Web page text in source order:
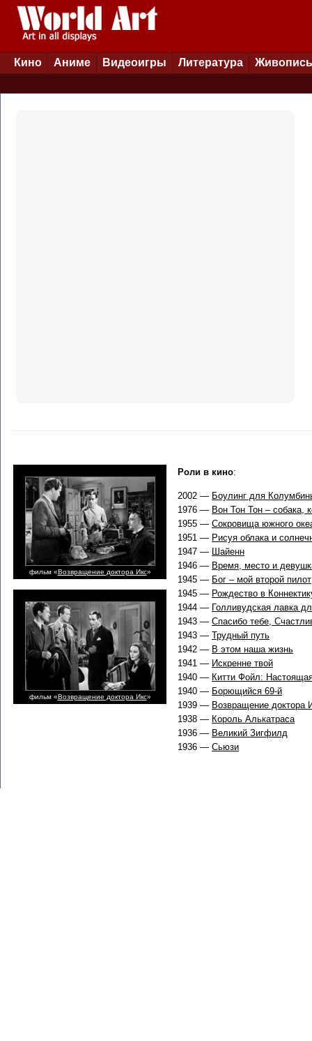
Кино Аниме Видеоигры Литература Живопись
фильм «Возвращение доктора Икс»
фильм «Возвращение доктора Икс»
Роли в кино:
2002 — Боулинг для
1976 — Вон Тон Тон – собака,
1955 — Сокровища южного
1951 — Рисуя облака и
1947 — Шайенн
1946 — Время, место и
1945 — Бог – мой второй пилот
1945 — Рождество в
1944 — Голливудская лавка
1943 — Спасибо тебе,
1943 — Трудный путь
1942 — В этом наша жизнь
1941 — Искренне твой
1940 — Китти Фойл:
1940 — Борющийся 69-й
1939 — Возвращение доктора
1938 — Король Алькатраса
1936 — Великий Зигфилд
1936 — Сьюзи